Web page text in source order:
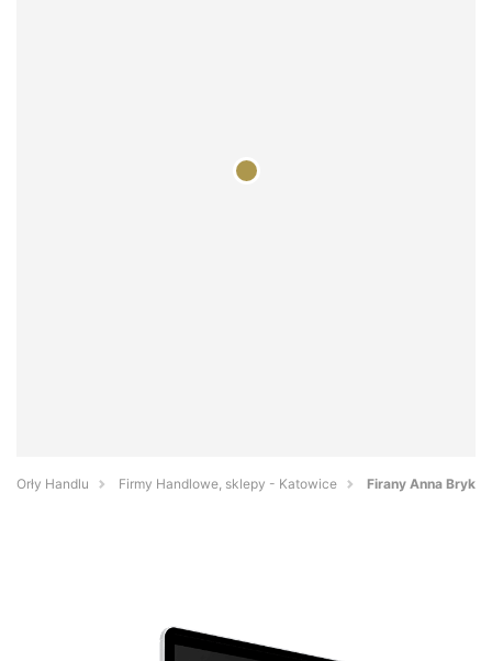
Orły Handlu Firmy Handlowe, sklepy - Katowice Firany Anna Bryk